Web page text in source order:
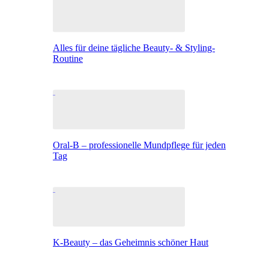
Alles für deine tägliche Beauty- & Styling-
Routine
Oral-B – professionelle Mundpflege für jeden
Tag
K-Beauty – das Geheimnis schöner Haut